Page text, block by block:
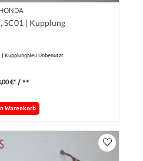
HONDA
SC01 | Kupplung
| KupplungNeu Unbenutzt
€* / **
Warenkorb